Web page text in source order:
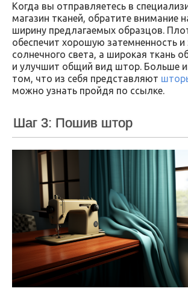
Когда вы отправляетесь в
магазин тканей, обратите внимание
ширину предлагаемых образцов.
обеспечит хорошую затемненность
солнечного света, а широкая ткань
и улучшит общий вид штор. Больше
том, что из себя представляют
можно узнать пройдя по ссылке.
Шаг 3: Пошив штор